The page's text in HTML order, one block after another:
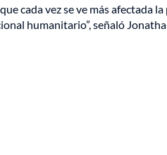
cada vez se ve más afectada
humanitario”, señaló